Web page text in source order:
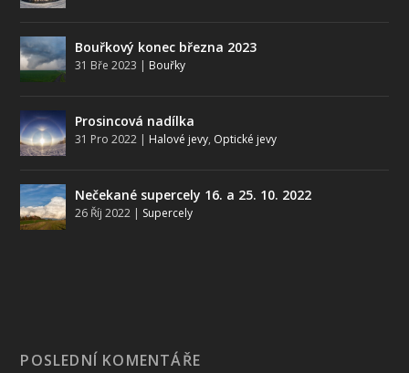
Bouřkový konec března 2023
31 Bře 2023 | Bouřky
Prosincová nadílka
31 Pro 2022 | Halové jevy, Optické jevy
Nečekané supercely 16. a 25. 10. 2022
26 Říj 2022 | Supercely
POSLEDNÍ KOMENTÁŘE